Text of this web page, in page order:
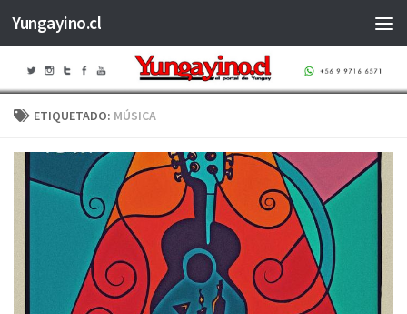
Saltar al contenido
Yungayino.cl
ETIQUETADO: MÚSICA